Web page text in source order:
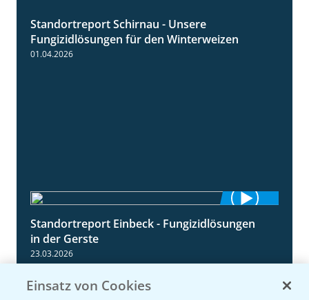
4:30
Standortreport Schirnau - Unsere
Fungizidlösungen für den Winterweizen
6:50
Standortreport Einbeck - Fungizidlösungen
in der Gerste
23.03.2026
Einsatz von Cookies